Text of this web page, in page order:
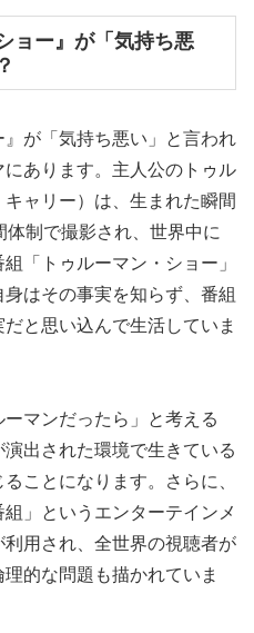
ョー』が「気持ち悪
が「気持ち悪い」と言われ
あります。主人公のトゥル
ャリー）は、生まれた瞬間
制で撮影され、世界中に
「トゥルーマン・ショー」
はその事実を知らず、番組
と思い込んで生活していま
マンだったら」と考える
出された環境で生きている
ことになります。さらに、
」というエンターテインメ
用され、全世界の視聴者が
的な問題も描かれていま